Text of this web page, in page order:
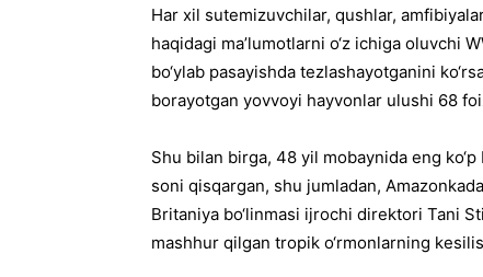
Har xil sutemizuvchilar, qushlar,
haqidagi ma’lumotlarni o‘z ichiga oluvchi
bo‘ylab pasayishda tezlashayotganini
borayotgan yovvoyi hayvonlar ulushi 68
Shu bilan birga, 48 yil mobaynida eng
soni qisqargan, shu jumladan,
Britaniya bo‘linmasi ijrochi direktori Tani
mashhur qilgan tropik o‘rmonlarning